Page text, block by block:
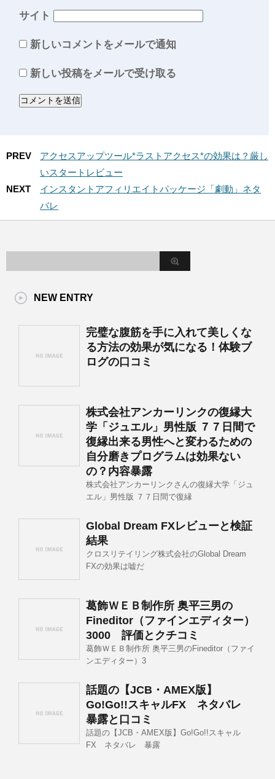
サイト
新しいコメントをメールで通知
新しい投稿をメールで受け取る
PREV
アクセスアップツール*ラストアクセス*の効果は？厳し
いスタートレビュー
NEXT
インスタントアフィリエイトパッケージ「劇動」ネタ
バレ
NEW ENTRY
完璧な腹筋を手に入れて美しくな
る方法の効果が気になる！体験ブ
ログの口コミ
株式会社アンカーリンクの復縁大
学「ジュエル」男性版 ７７日間で
復縁出来る男性へと変わるための
自分磨きプログラムは効果ない
の？内容暴露
株式会社アンカーリンクさんの復縁大学「ジュ
エル」男性版 ７７日間で復縁
Global Dream FXレビューと検証
結果
クロスリテイリング株式会社のGlobal Dream
FXの効果は嘘だ
葛飾ＷＥＢ制作所 奥平三男の
Fineditor（ファインエディター）
3000 評価とクチコミ
葛飾ＷＥＢ制作所 奥平三男のFineditor（ファイ
ンエディター）3
話題の【JCB・AMEX版】
Go!Go!!スキャルFX ネタバレ
暴露と口コミ
話題の【JCB・AMEX版】Go!Go!!スキャル
FX ネタバレ 暴露